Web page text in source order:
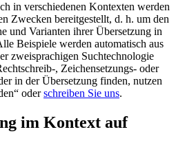
in verschiedenen Kontexten werden
Zwecken bereitgestellt, d. h. um den
und Varianten ihrer Übersetzung in
Beispiele werden automatisch aus
zweisprachigen Suchtechnologie
, Zeichensetzungs- oder
in der Übersetzung finden, nutzen
oderschreiben Sie uns.
im Kontext auf